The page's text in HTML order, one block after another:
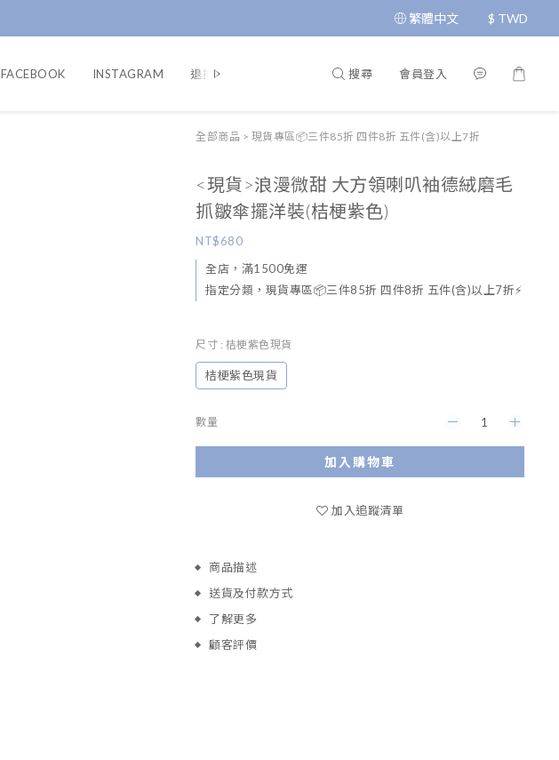
繁體中文 $ TWD
FACEBOOK INSTAGRAM 退換貨政策 條款與細則 隱私政策
搜尋 會員登入
全部商品 > 現貨專區📦三件85折 四件8折 五件(含)以上7折
<現貨>浪漫微甜 大方領喇叭袖德絨磨毛
抓皺傘擺洋裝(桔梗紫色)
NT$680
全店，滿1500免運
指定分類，現貨專區📦三件85折 四件8折 五件(含)以上7折⚡
尺寸 : 桔梗紫色現貨
桔梗紫色現貨
數量
加入購物車
加入追蹤清單
商品描述
送貨及付款方式
了解更多
顧客評價